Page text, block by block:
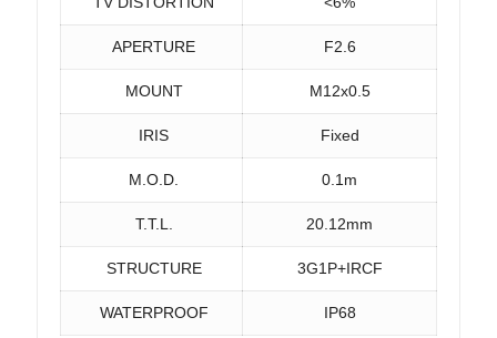
APERTURE F2.6
MOUNT M12x0.5
IRIS Fixed
M.O.D. 0.1m
T.T.L. 20.12mm
STRUCTURE 3G1P+IRCF
WATERPROOF IP68